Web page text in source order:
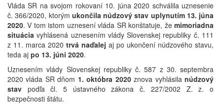
Vláda SR na svojom rokovaní 10. júna 2020 schválila uznesenie
č. 366/2020, ktorým ukončila núdzový stav uplynutím 13. júna
2020. V tom istom uznesení vláda SR konštatuje, že mimoriadna
situácia vyhlásená uznesením vlády Slovenskej republiky č. 111
z 11. marca 2020 trvá naďalej aj po ukončení núdzového stavu,
teda aj po 13. júni 2020.
Uznesením vlády Slovenskej republiky č. 587 z 30. septembra
2020 vláda SR dňom 1. októbra 2020znova vyhlásilanúdzový
stav podľa čl. 5 ústavného zákona č. 227/2002 Z. z. o
bezpečnosti štátu.